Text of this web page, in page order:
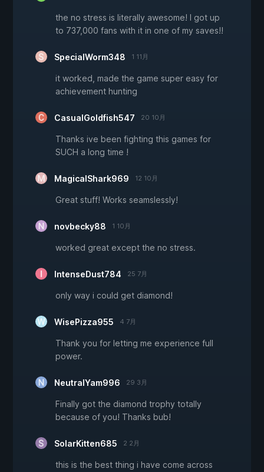
the no stress is literally awesome! I got up
to 737,000 fans with it in one of my saves!!
SpecialWorm348 1 11月
it worked, made the game super easy for
achievement hunting
CasualGoldfish547 20 10月
Thanks ive been fighting this games for
SUCH a long time !
MagicalShark969 12 10月
Great stuff! Works seamslessly!
novbecky88 1 10月
worked great except the no stress.
IntenseDust784 25 7月
only way i could get diamond!
WisePizza955 4 7月
Thank you for letting me experience full
power.
NeutralYam996 29 3月
Finally got the diamond trophy totally
because of you! Thanks bub!
SolarKitten685 2 2月
this is the best thing i have come across